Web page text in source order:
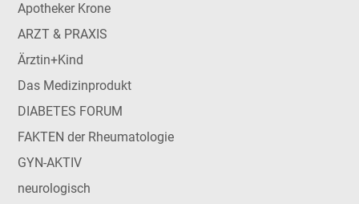
Apotheker Krone
ARZT & PRAXIS
Ärztin+Kind
Das Medizinprodukt
DIABETES FORUM
FAKTEN der Rheumatologie
GYN-AKTIV
neurologisch